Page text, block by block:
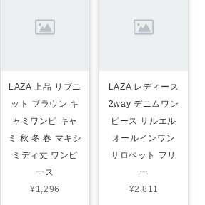
LAZA 上品 リブニ
ット ブラウン キ
ャミワンピ キャ
ミ 秋 冬 春 マキシ
ミディ丈 ワンピ
ース
¥1,296
LAZA レディース
2way デニムワン
ピース サルエル
オールインワン
サロペット フリ
ー
¥2,811